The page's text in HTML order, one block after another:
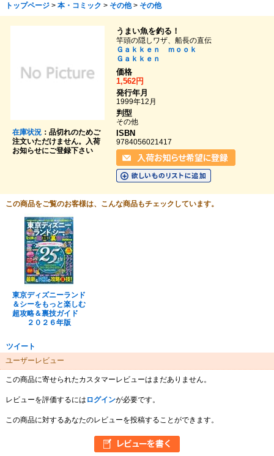
トップページ> 本・コミック > その他> その他
在庫状況：品切れのためご
注文いただけません。入荷
お知らせにご登録下さい
うまい魚を釣る！
竿頭の隠しワザ、船長の直伝
Ｇａｋｋｅｎ ｍｏｏｋ
Ｇａｋｋｅｎ
価格
1,562円
発行年月
1999年12月
判型
その他
ISBN
9784056021417
この商品をご覧のお客様は、こんな商品もチェックしています。
東京ディズニーランド
＆シーをもっと楽しむ
超攻略＆裏技ガイド
２０２６年版
ツイート
ユーザーレビュー
この商品に寄せられたカスタマーレビューはまだありません。
レビューを評価するには ログインが必要です。
この商品に対するあなたのレビューを投稿することができます。